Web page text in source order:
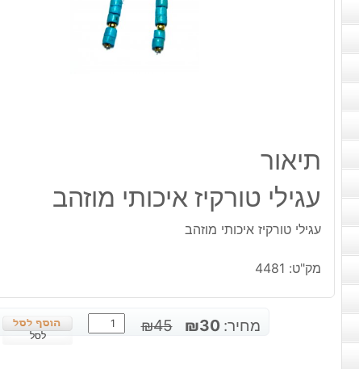
תיאור
עגילי טורקיז איכותי מוזהב
עגילי טורקיז איכותי מוזהב
מק"ט: 4481
מחיר: ₪45
המחיר
₪30
המחיר
כמות
של
לסל